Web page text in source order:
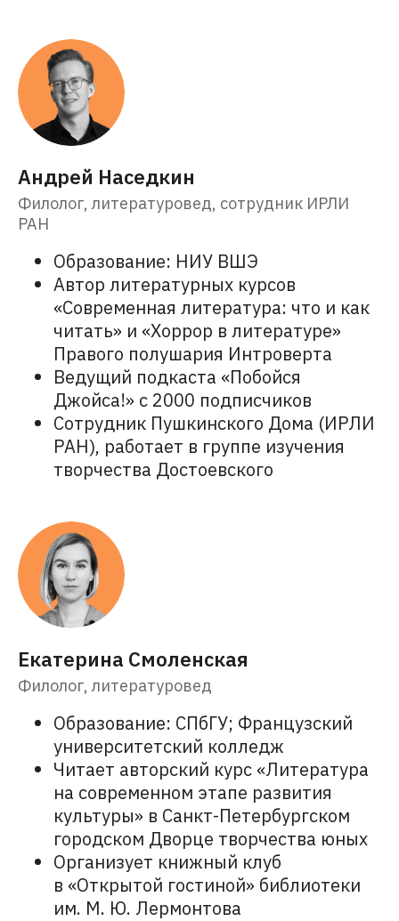
Андрей Наседкин
Филолог, литературовед, сотрудник ИРЛИ
РАН
Образование: НИУ ВШЭ
Автор литературных курсов
«Современная литература: что и как
читать» и «Хоррор в литературе»
Правого полушария Интроверта
Ведущий подкаста «Побойся
Джойса!» с 2000 подписчиков
Сотрудник Пушкинского Дома (ИРЛИ
РАН), работает в группе изучения
творчества Достоевского
Екатерина Смоленская
Филолог, литературовед
Образование: СПбГУ; Французский
университетский колледж
Читает авторский курс «Литература
на современном этапе развития
культуры» в Санкт-Петербургском
городском Дворце творчества юных
Организует книжный клуб
в «Открытой гостиной» библиотеки
им. М. Ю. Лермонтова
По любым вопросам:
Поддержка:
info@artforintrovert.ru
@AskIntrovertBot
Для бизнеса:
b2b@artforintrovert.ru
hr@artforintrovert.ru
Полезное:
О нас
Университет
Вакансия
Документация
образовательной
организации